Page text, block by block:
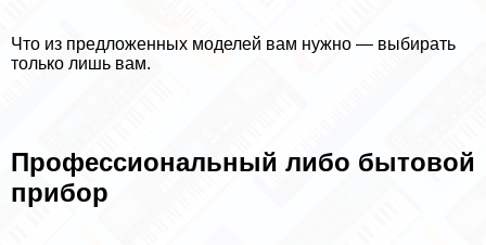
Что из предложенных моделей вам нужно — выбирать
только лишь вам.
Профессиональный либо бытовой
прибор